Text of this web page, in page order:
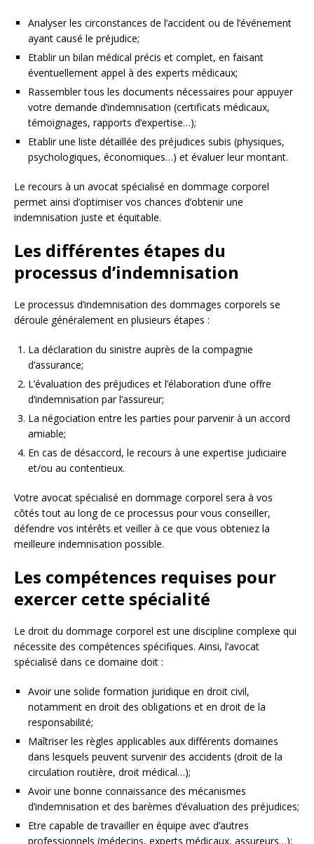
Analyser les circonstances de l’accident ou de l’événement
ayant causé le préjudice;
Etablir un bilan médical précis et complet, en faisant
éventuellement appel à des experts médicaux;
Rassembler tous les documents nécessaires pour appuyer
votre demande d’indemnisation (certificats médicaux,
témoignages, rapports d’expertise…);
Etablir une liste détaillée des préjudices subis (physiques,
psychologiques, économiques…) et évaluer leur montant.
Le recours à un avocat spécialisé en dommage corporel
permet ainsi d’optimiser vos chances d’obtenir une
indemnisation juste et équitable.
Les différentes étapes du
processus d’indemnisation
Le processus d’indemnisation des dommages corporels se
déroule généralement en plusieurs étapes :
La déclaration du sinistre auprès de la compagnie
d’assurance;
L’évaluation des préjudices et l’élaboration d’une offre
d’indemnisation par l’assureur;
La négociation entre les parties pour parvenir à un accord
amiable;
En cas de désaccord, le recours à une expertise judiciaire
et/ou au contentieux.
Votre avocat spécialisé en dommage corporel sera à vos
côtés tout au long de ce processus pour vous conseiller,
défendre vos intérêts et veiller à ce que vous obteniez la
meilleure indemnisation possible.
Les compétences requises pour
exercer cette spécialité
Le droit du dommage corporel est une discipline complexe qui
nécessite des compétences spécifiques. Ainsi, l’avocat
spécialisé dans ce domaine doit :
Avoir une solide formation juridique en droit civil,
notamment en droit des obligations et en droit de la
responsabilité;
Maîtriser les règles applicables aux différents domaines
dans lesquels peuvent survenir des accidents (droit de la
circulation routière, droit médical…);
Avoir une bonne connaissance des mécanismes
d’indemnisation et des barèmes d’évaluation des préjudices;
Etre capable de travailler en équipe avec d’autres
professionnels (médecins, experts médicaux, assureurs…);